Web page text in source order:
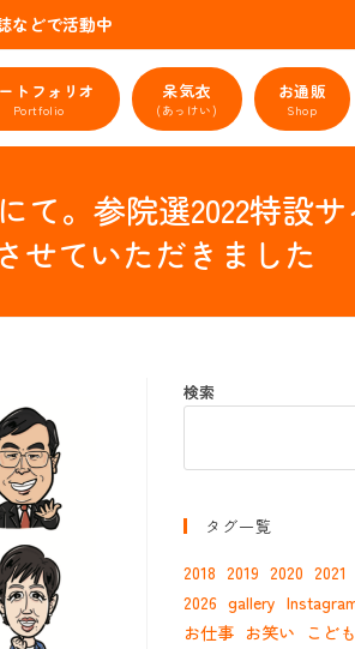
などで活動中
トフォリオ
Portfolio
呆気衣
(あっけい)
お通販
Shop
。参院選2022特設
せていただきました
検索
タグ一覧
2018 2019 2020 2021
2026 gallery
お仕事 お笑い こど